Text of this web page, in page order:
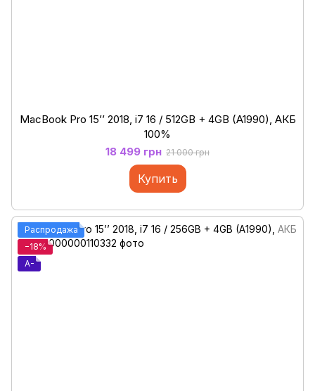
MacBook Pro 15’’ 2018, i7 16 / 512GB + 4GB (A1990), АКБ
100%
18 499 грн 21 000 грн
Купить
Распродажа
−18%
A-